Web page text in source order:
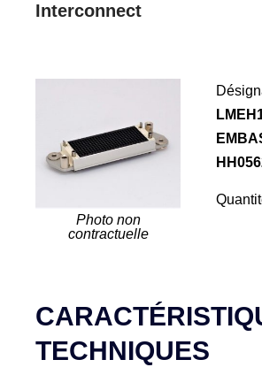
Interconnect
Photo non
contractuelle
TECHNIQUES